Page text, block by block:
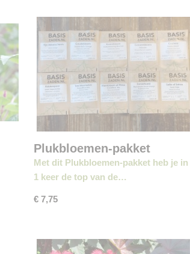
Plukbloemen-pakket
Met dit Plukbloemen-pakket heb je in
1 keer de top van de…
€ 7,75